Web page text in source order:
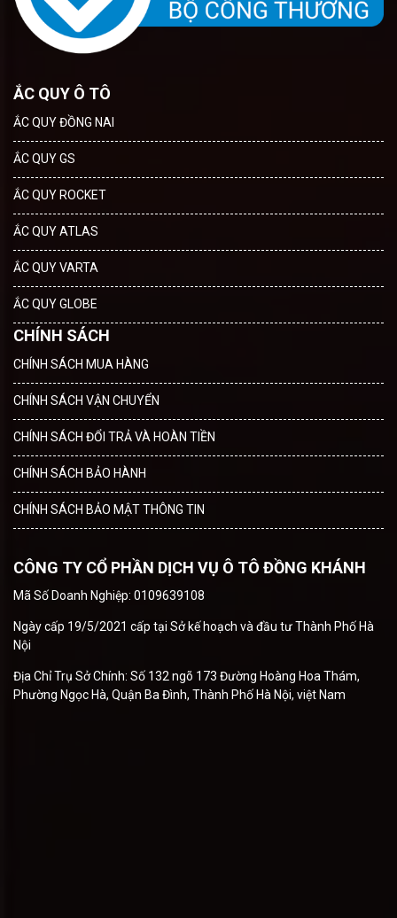
ẮC QUY Ô TÔ
ẮC QUY ĐỒNG NAI
ẮC QUY GS
ẮC QUY ROCKET
ẮC QUY ATLAS
ẮC QUY VARTA
ẮC QUY GLOBE
CHÍNH SÁCH
CHÍNH SÁCH MUA HÀNG
CHÍNH SÁCH VẬN CHUYỂN
CHÍNH SÁCH ĐỔI TRẢ VÀ HOÀN TIỀN
CHÍNH SÁCH BẢO HÀNH
CHÍNH SÁCH BẢO MẬT THÔNG TIN
CÔNG TY CỔ PHẦN DỊCH VỤ Ô TÔ ĐỒNG KHÁNH
Mã Số Doanh Nghiệp: 0109639108
Ngày cấp 19/5/2021 cấp tại Sở kế hoạch và đầu tư Thành Phố Hà
Nội
Địa Chỉ Trụ Sở Chính: Số 132 ngõ 173 Đường Hoàng Hoa Thám,
Phường Ngọc Hà, Quận Ba Đình, Thành Phố Hà Nội, việt Nam